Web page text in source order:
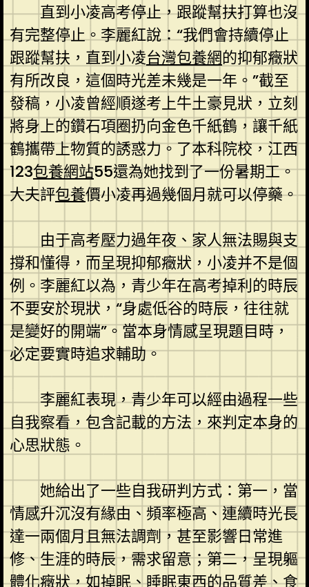
直到小凌高考停止，跟蹤幫扶打算也沒
有完整停止。李麗紅說：“我們會持續停止
跟蹤幫扶，直到小凌台灣包養網的抑郁癥狀
有所改良，這個時光差未幾是一年。”截至
發稿，小凌曾經順遂考上牛土豪見狀，立刻
將身上的鑽石項圈扔向金色千紙鶴，讓千紙
鶴攜帶上物質的誘惑力。了本科院校，江西
123包養網站55還為她找到了一份暑期工。
大夫評包養價小凌再過幾個月就可以停藥。
由于高考壓力過年夜、家人無法賜與支
撐和懂得，而呈現抑郁癥狀，小凌并不是個
例。李麗紅以為，青少年在高考掉利的時辰
不要安於現狀，“身處低谷的時辰，往往就
是變好的開端”。當本身情感呈現題目時，
必定要實時追求輔助。
李麗紅表現，青少年可以經由過程一些
自我察看，包含記載的方法，來判定本身的
心思狀態。
她給出了一些自我研判方式：第一，當
情感升沉沒有緣由、頻率極高、連續時光長
達一兩個月且無法調劑，甚至影響日常進
修、生涯的時辰，需求留意；第二，呈現軀
體化癥狀，如掉眠、睡眠東西的品質差、食